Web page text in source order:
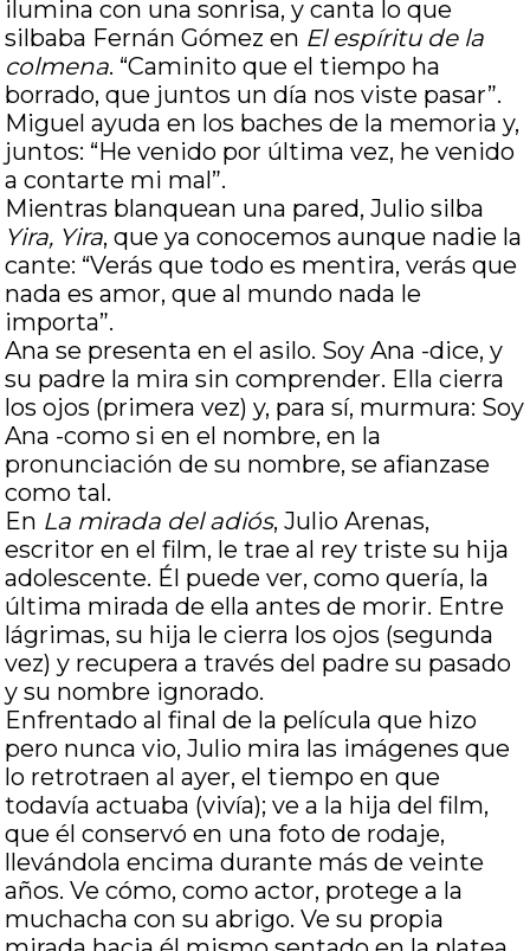
ilumina con una sonrisa, y canta lo que
silbaba Fernán Gómez en El espíritu de la
colmena. “Caminito que el tiempo ha
borrado, que juntos un día nos viste pasar”.
Miguel ayuda en los baches de la memoria y,
juntos: “He venido por última vez, he venido
a contarte mi mal”.
Mientras blanquean una pared, Julio silba
Yira, Yira, que ya conocemos aunque nadie la
cante: “Verás que todo es mentira, verás que
nada es amor, que al mundo nada le
importa”.
Ana se presenta en el asilo. Soy Ana -dice, y
su padre la mira sin comprender. Ella cierra
los ojos (primera vez) y, para sí, murmura: Soy
Ana -como si en el nombre, en la
pronunciación de su nombre, se afianzase
como tal.
En La mirada del adiós, Julio Arenas,
escritor en el film, le trae al rey triste su hija
adolescente. Él puede ver, como quería, la
última mirada de ella antes de morir. Entre
lágrimas, su hija le cierra los ojos (segunda
vez) y recupera a través del padre su pasado
y su nombre ignorado.
Enfrentado al final de la película que hizo
pero nunca vio, Julio mira las imágenes que
lo retrotraen al ayer, el tiempo en que
todavía actuaba (vivía); ve a la hija del film,
que él conservó en una foto de rodaje,
llevándola encima durante más de veinte
años. Ve cómo, como actor, protege a la
muchacha con su abrigo. Ve su propia